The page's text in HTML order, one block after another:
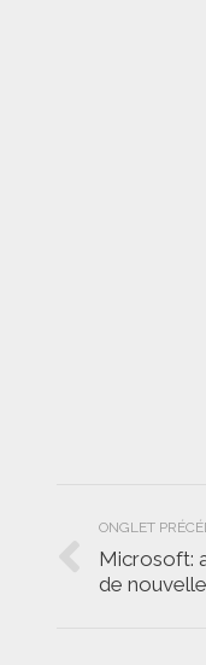
de
ONGLET
Onglet
Microsoft:
de